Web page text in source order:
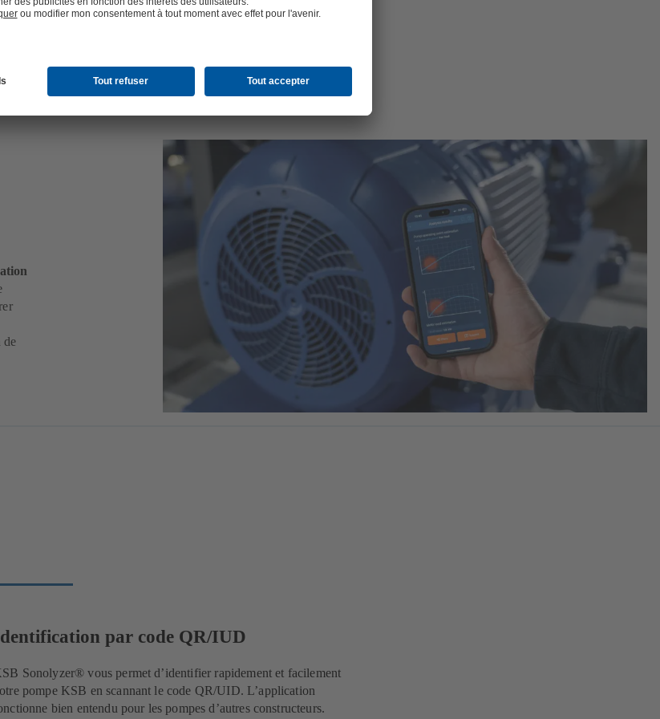
de
par code QR/IUD
Sonolyzer® vous permet d’identifier rapidement et facilement
pompe KSB en scannant le code QR/UID. L’application
bien entendu pour les pompes d’autres constructeurs.